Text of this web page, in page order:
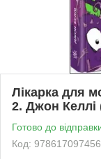
Лікарка для
2. Джон Келлі
Готово до
Код: